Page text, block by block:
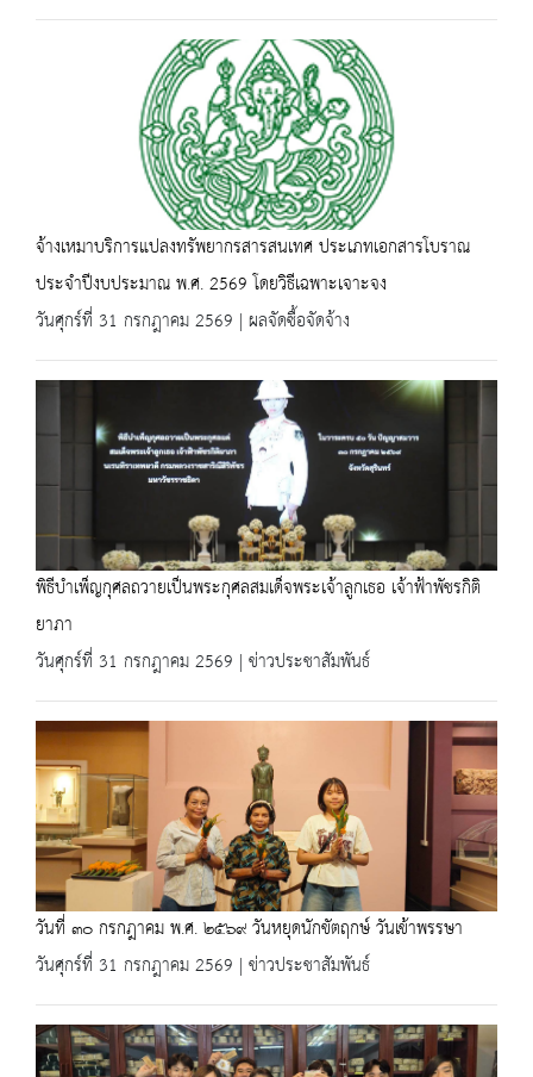
จ้างเหมาบริการแปลงทรัพยากรสารสนเทศ ประเภทเอกสารโบราณ
ประจำปีงบประมาณ พ.ศ. 2569 โดยวิธีเฉพาะเจาะจง
วันศุกร์ที่ 31 กรกฎาคม 2569 | ผลจัดซื้อจัดจ้าง
พิธีบำเพ็ญกุศลถวายเป็นพระกุศลสมเด็จพระเจ้าลูกเธอ เจ้าฟ้าพัชรกิติ
ยาภา
วันศุกร์ที่ 31 กรกฎาคม 2569 | ข่าวประชาสัมพันธ์
วันที่ ๓๐ กรกฎาคม พ.ศ. ๒๕๖๙ วันหยุดนักขัตฤกษ์ วันเข้าพรรษา
วันศุกร์ที่ 31 กรกฎาคม 2569 | ข่าวประชาสัมพันธ์